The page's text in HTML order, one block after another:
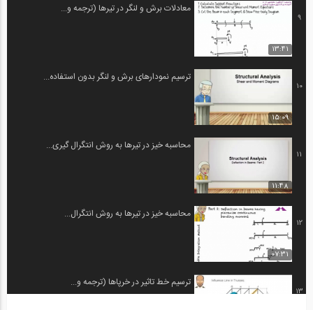
9
13:41
معادلات برش و لنگر در تیرها (ترجمه و...
10
15:09
ترسیم نمودارهای برش و لنگر بدون استفاده...
11
11:48
محاسبه خیز در تیرها به روش انتگرال گیری...
12
07:31
محاسبه خیز در تیرها به روش انتگرال...
13
ترسیم خط تاثیر در خرپاها (ترجمه و...